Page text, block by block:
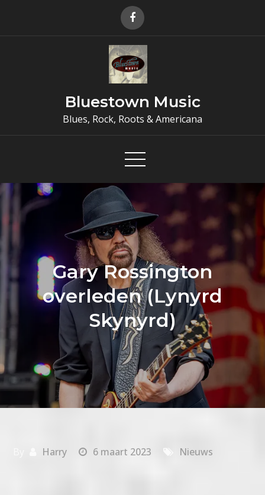
Bluestown Music
Blues, Rock, Roots & Americana
Gary Rossington
overleden (Lynyrd
Skynyrd)
Harry 6 maart 2023 Nieuws